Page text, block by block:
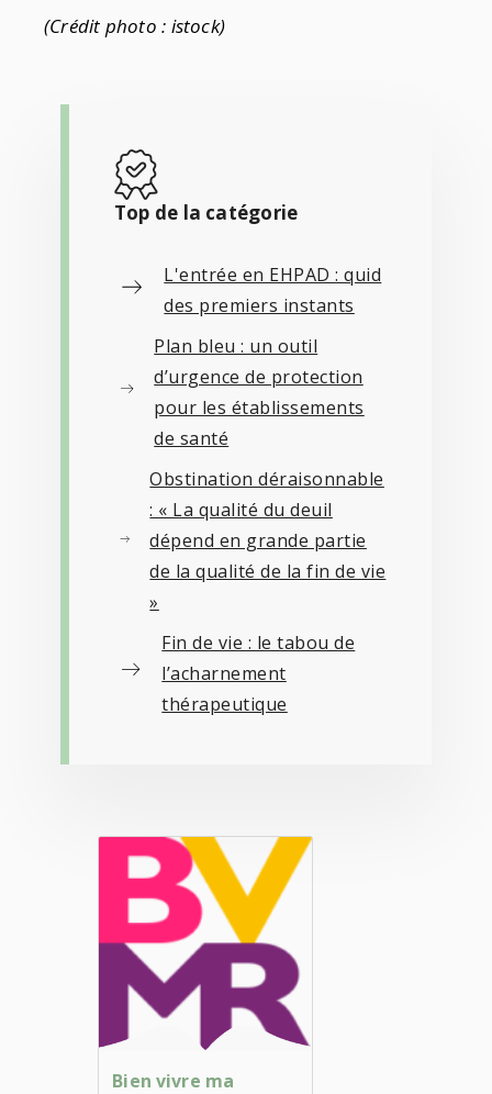
Bien vivre ma
(Crédit photo : istock)
Top de la catégorie
L'entrée en EHPAD : quid
des premiers instants
Plan bleu : un outil
d’urgence de protection
pour les établissements
de santé
Obstination déraisonnable
: « La qualité du deuil
dépend en grande partie
de la qualité de la fin de vie
»
Fin de vie : le tabou de
l’acharnement
thérapeutique